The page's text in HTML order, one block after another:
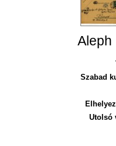
Aleph
Szabad
Utolsó